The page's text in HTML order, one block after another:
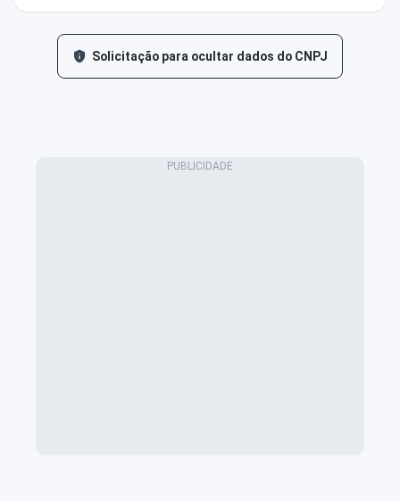
Solicitação para ocultar dados do CNPJ